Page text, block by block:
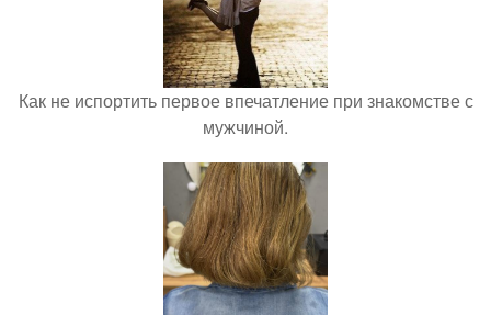
Как не испортить первое впечатление при знакомстве с
мужчиной.